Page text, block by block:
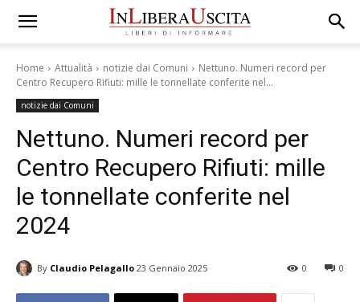
Home Attualità notizie dai Comuni
Nettuno. Numeri record per
Centro Recupero Rifiuti: mille le tonnellate conferite nel...
notizie dai Comuni
Nettuno. Numeri record per
Centro Recupero Rifiuti: mille
le tonnellate conferite nel
2024
By Claudio Pelagallo 23 Gennaio 2025 0
0